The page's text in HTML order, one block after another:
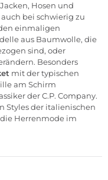
Jacken, Hosen und
bei schwierig zu
einmaligen
aus Baumwolle, die
sind, oder
. Besonders
mit der typischen
am Schirm
der C.P. Company.
Styles der italienischen
Herrenmode im